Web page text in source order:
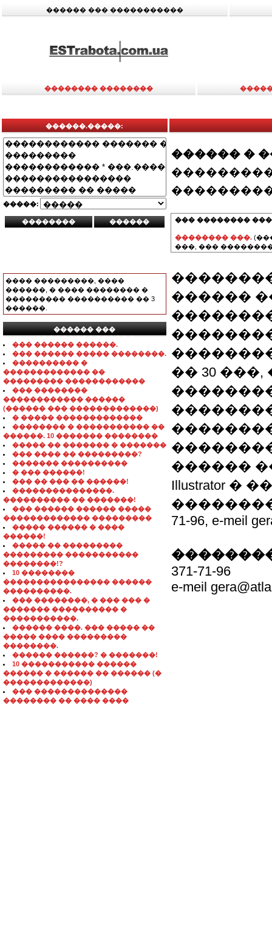
������ ��� �����������
�������� ��������
������.�����:
�����:
���� ���������, ����
������, � ���� �������� �
��������� ���������� �� 3
������.
������ ���
���������������
��� ������ ������.
��� ������ ����� ��������.
���������� �
������������� ��
��������� ������������
��� ��������
������������ ������
(������ ��� �������������)
� ����� �������������
�������� � ����������� ��
������. 10 ������� ��������
����� �� ������� � �������
��� ���� �� ���������?
������� ����������
� ��� ������!
��� �� ��� �� ������!
���������������.
���������� �� �������!
��� ������ ������ �����
������������� ���������
����� ������ � ����
������!
����� �� ���������
��������� �����������
��������!?
10 ��������
���������������� ������
����������.
��� ��������, � ��� ��� �
������� ���������� �
�����������.
������ ����. ��� ����� ��
����� ���� ���������
��������.
������ ������? � �������!
10 ����������� ������
������ � ������ �� ������ (�
�������������)
��� ��������������
�������� �� ���� ����
������ �
��� ��������
�������� ���.
���, ���
������
�� 30
������
Illustrator
71-96, e-meil
371-71-96
e-meil